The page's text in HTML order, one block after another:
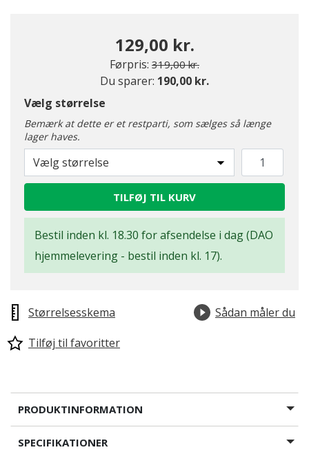
129,00 kr.
Førpris: Pris nedsat fra
319,00 kr.til
Du sparer: 190,00 kr.
Vælg størrelse
Bemærk at dette er et restparti, som sælges så længe
lager haves.
Vælg størrelse
TILFØJ TIL KURV
Bestil inden kl. 18.30 for afsendelse i dag (DAO
hjemmelevering - bestil inden kl. 17).
Størrelsesskema
Sådan måler du
Tilføj til favoritter
PRODUKTINFORMATION
SPECIFIKATIONER